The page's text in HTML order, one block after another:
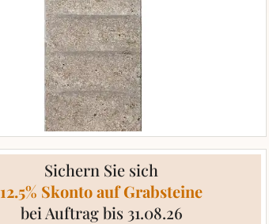
Sichern Sie sich
12.5% Skonto auf Grabsteine
bei Auftrag bis 31.08.26